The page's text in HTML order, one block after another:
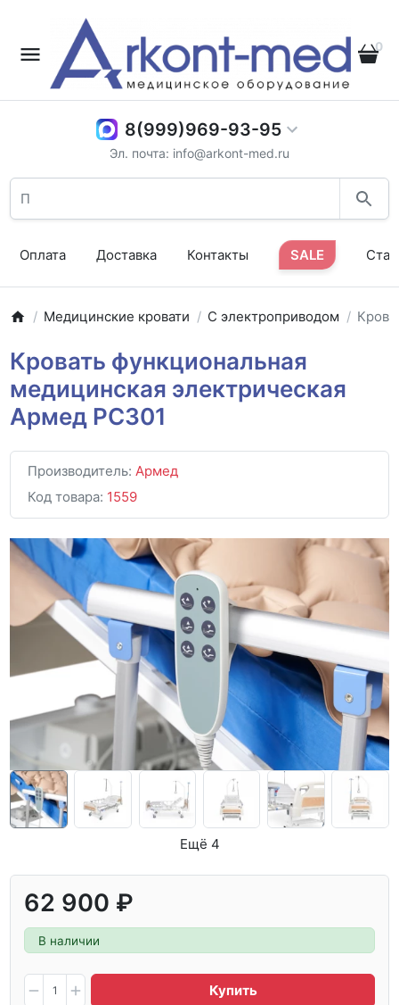
0
8(999)969-93-95
Эл. почта: info@arkont-med.ru
Оплата Доставка Контакты SALE
Медицинские кровати С электроприводом
Кровать функциональная
медицинская электрическая
Армед РС301
Производитель: Армед
Код товара: 1559
Ещё 4
62 900 ₽
В наличии
Купить